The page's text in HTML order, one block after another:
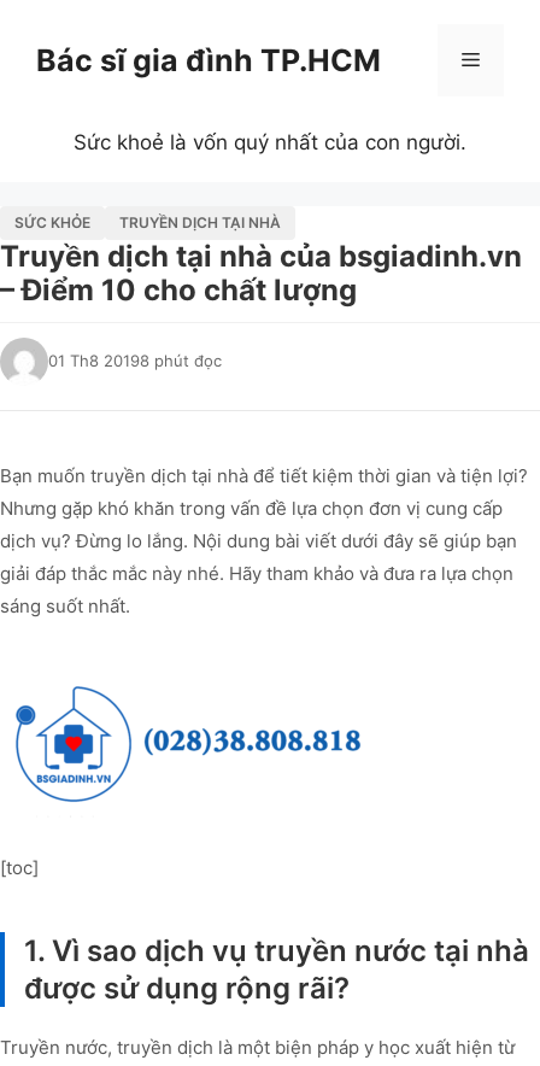
Bác sĩ gia đình TP.HCM Menu
Sức khoẻ là vốn quý nhất của con người.
SỨC KHỎE TRUYỀN DỊCH TẠI NHÀ
Truyền dịch tại nhà của bsgiadinh.vn
– Điểm 10 cho chất lượng
01 Th8 20198 phút đọc
Bạn muốn truyền dịch tại nhà để tiết kiệm thời gian và tiện lợi?
Nhưng gặp khó khăn trong vấn đề lựa chọn đơn vị cung cấp
dịch vụ? Đừng lo lắng. Nội dung bài viết dưới đây sẽ giúp bạn
giải đáp thắc mắc này nhé. Hãy tham khảo và đưa ra lựa chọn
sáng suốt nhất.
[toc]
1. Vì sao dịch vụ truyền nước tại nhà
được sử dụng rộng rãi?
Truyền nước, truyền dịch là một biện pháp y học xuất hiện từ